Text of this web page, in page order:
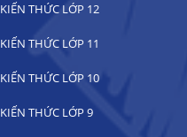
KIẾN THỨC LỚP 12
KIẾN THỨC LỚP 11
KIẾN THỨC LỚP 10
KIẾN THỨC LỚP 9